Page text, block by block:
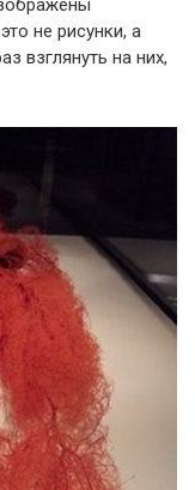
не рисунки, а
взглянуть на них,